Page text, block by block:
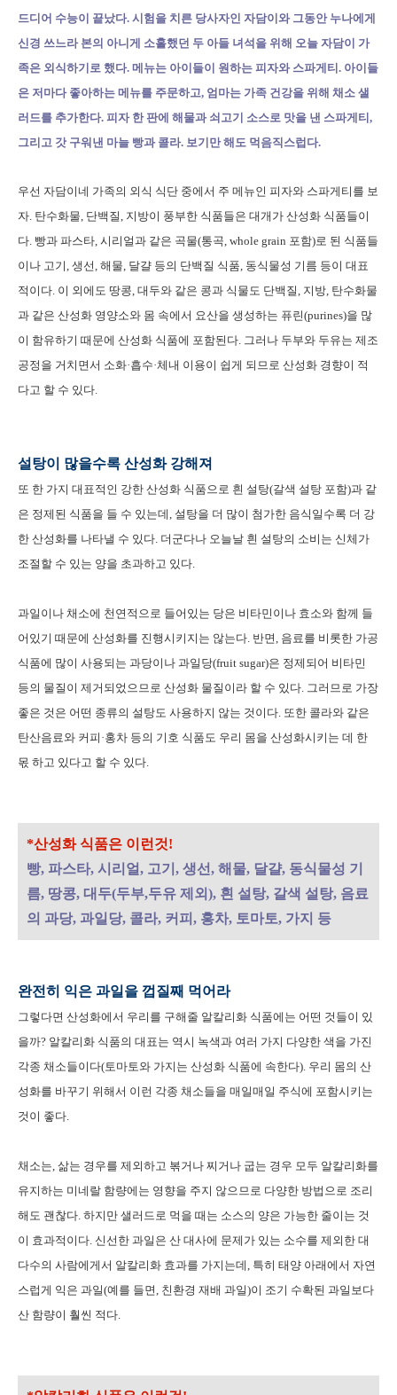
드디어 수능이 끝났다. 시험을 치른 당사자인 자담이와 그동안 누나에게
신경 쓰느라 본의 아니게 소홀했던 두 아들 녀석을 위해 오늘 자담이 가
족은 외식하기로 했다. 메뉴는 아이들이 원하는 피자와 스파게티. 아이들
은 저마다 좋아하는 메뉴를 주문하고, 엄마는 가족 건강을 위해 채소 샐
러드를 추가한다. 피자 한 판에 해물과 쇠고기 소스로 맛을 낸 스파게티,
그리고 갓 구워낸 마늘 빵과 콜라. 보기만 해도 먹음직스럽다.
우선 자담이네 가족의 외식 식단 중에서 주 메뉴인 피자와 스파게티를 보
자. 탄수화물, 단백질, 지방이 풍부한 식품들은 대개가 산성화 식품들이
다. 빵과 파스타, 시리얼과 같은 곡물(통곡, whole grain 포함)로 된 식품들
이나 고기, 생선, 해물, 달걀 등의 단백질 식품, 동식물성 기름 등이 대표
적이다. 이 외에도 땅콩, 대두와 같은 콩과 식물도 단백질, 지방, 탄수화물
과 같은 산성화 영양소와 몸 속에서 요산을 생성하는 퓨린(purines)을 많
이 함유하기 때문에 산성화 식품에 포함된다. 그러나 두부와 두유는 제조
공정을 거치면서 소화·흡수·체내 이용이 쉽게 되므로 산성화 경향이 적
다고 할 수 있다.
설탕이 많을수록 산성화 강해져
또 한 가지 대표적인 강한 산성화 식품으로 흰 설탕(갈색 설탕 포함)과 같
은 정제된 식품을 들 수 있는데, 설탕을 더 많이 첨가한 음식일수록 더 강
한 산성화를 나타낼 수 있다. 더군다나 오늘날 흰 설탕의 소비는 신체가
조절할 수 있는 양을 초과하고 있다.
과일이나 채소에 천연적으로 들어있는 당은 비타민이나 효소와 함께 들
어있기 때문에 산성화를 진행시키지는 않는다. 반면, 음료를 비롯한 가공
식품에 많이 사용되는 과당이나 과일당(fruit sugar)은 정제되어 비타민
등의 물질이 제거되었으므로 산성화 물질이라 할 수 있다. 그러므로 가장
좋은 것은 어떤 종류의 설탕도 사용하지 않는 것이다. 또한 콜라와 같은
탄산음료와 커피·홍차 등의 기호 식품도 우리 몸을 산성화시키는 데 한
몫 하고 있다고 할 수 있다.
*산성화 식품은 이런것!
빵, 파스타, 시리얼, 고기, 생선, 해물, 달걀, 동식물성 기
름, 땅콩, 대두(두부,두유 제외), 흰 설탕, 갈색 설탕, 음료
의 과당, 과일당, 콜라, 커피, 홍차, 토마토, 가지 등
완전히 익은 과일을 껍질째 먹어라
그렇다면 산성화에서 우리를 구해줄 알칼리화 식품에는 어떤 것들이 있
을까? 알칼리화 식품의 대표는 역시 녹색과 여러 가지 다양한 색을 가진
각종 채소들이다(토마토와 가지는 산성화 식품에 속한다). 우리 몸의 산
성화를 바꾸기 위해서 이런 각종 채소들을 매일매일 주식에 포함시키는
것이 좋다.
채소는, 삶는 경우를 제외하고 볶거나 찌거나 굽는 경우 모두 알칼리화를
유지하는 미네랄 함량에는 영향을 주지 않으므로 다양한 방법으로 조리
해도 괜찮다. 하지만 샐러드로 먹을 때는 소스의 양은 가능한 줄이는 것
이 효과적이다. 신선한 과일은 산 대사에 문제가 있는 소수를 제외한 대
다수의 사람에게서 알칼리화 효과를 가지는데, 특히 태양 아래에서 자연
스럽게 익은 과일(예를 들면, 친환경 재배 과일)이 조기 수확된 과일보다
산 함량이 훨씬 적다.